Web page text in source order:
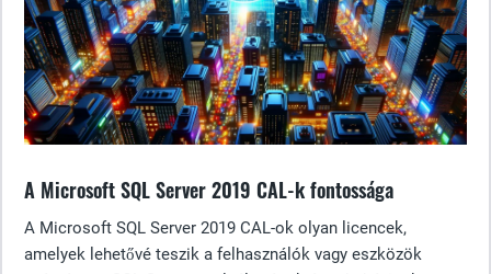
A Microsoft SQL Server 2019 CAL-k fontossága
A Microsoft SQL Server 2019 CAL-ok olyan licencek,
amelyek lehetővé teszik a felhasználók vagy eszközök